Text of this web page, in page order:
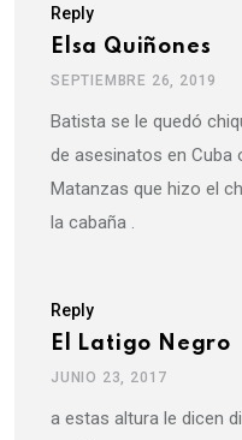
Reply
Elsa Quiñones
SEPTIEMBRE 26, 2019
Batista se le quedó
de asesinatos en Cuba
Matanzas que hizo el
la cabaña .
Reply
El Latigo Negro
JUNIO 23, 2017
a estas altura le dicen